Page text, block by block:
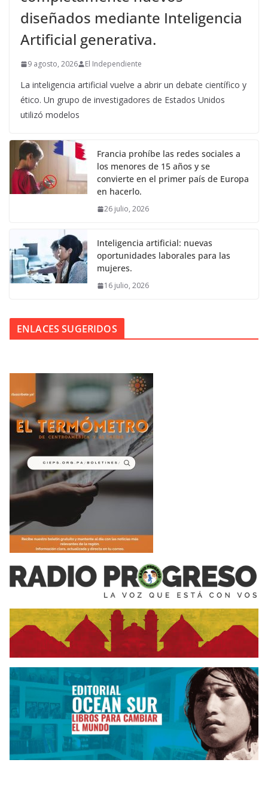
diseñados mediante Inteligencia
Artificial generativa.
9 agosto, 2026 El Independiente
La inteligencia artificial vuelve a abrir un debate científico y
ético. Un grupo de investigadores de Estados Unidos
utilizó modelos
Francia prohíbe las redes sociales a
los menores de 15 años y se
convierte en el primer país de Europa
en hacerlo.
26 julio, 2026
Inteligencia artificial: nuevas
oportunidades laborales para las
mujeres.
16 julio, 2026
ENLACES SUGERIDOS